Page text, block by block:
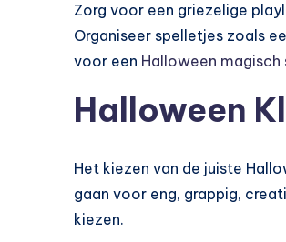
Zorg voor een griezelige
Organiseer spelletjes zoals
voor een Halloween
Halloween
Het kiezen van de juiste
gaan voor eng, grappig,
kiezen.